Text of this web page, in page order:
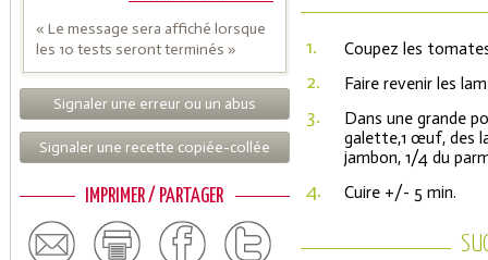
« Le message sera affiché lorsque
les 10 tests seront terminés »
Signaler une erreur ou un abus
Signaler une recette copiée-collée
IMPRIMER / PARTAGER
1. Coupez les
2. Faire revenir les
3.
Dans une grande
galette,1 œuf, des
jambon, 1/4 du
4. Cuire +/- 5 min.